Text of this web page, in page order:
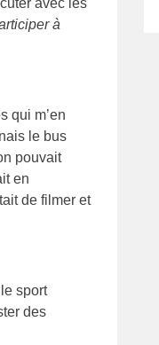
à
qui m’en
le bus
pouvait
en
de filmer et
sport
des